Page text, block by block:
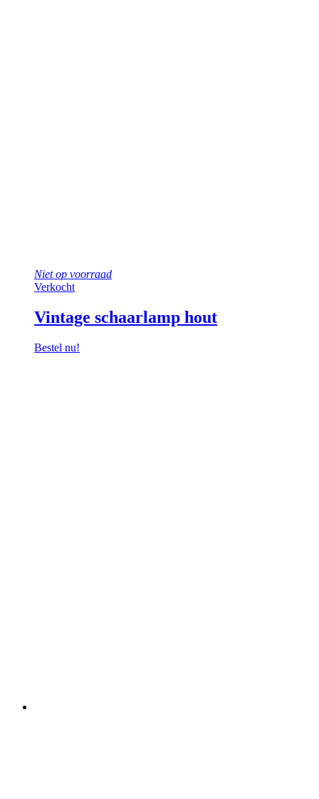
Niet op voorraad
Verkocht
Vintage schaarlamp hout
Bestel nu!